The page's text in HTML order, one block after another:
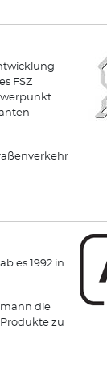
FSZ
es 1992 in
die
zu